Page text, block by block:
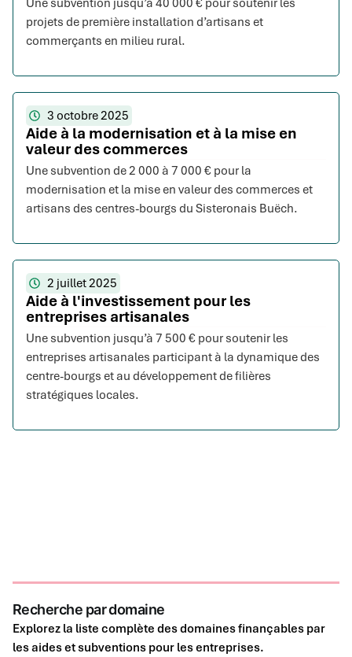
Une subvention jusqu’à 40 000 € pour soutenir les
projets de première installation d’artisans et
commerçants en milieu rural.
3 octobre 2025
Aide à la modernisation et à la mise en
valeur des commerces
Une subvention de 2 000 à 7 000 € pour la
modernisation et la mise en valeur des commerces et
artisans des centres-bourgs du Sisteronais Buëch.
2 juillet 2025
Aide à l'investissement pour les
entreprises artisanales
Une subvention jusqu’à 7 500 € pour soutenir les
entreprises artisanales participant à la dynamique des
centre-bourgs et au développement de filières
stratégiques locales.
Recherche par domaine
Explorez la liste complète des domaines finançables par
les aides et subventions pour les entreprises.